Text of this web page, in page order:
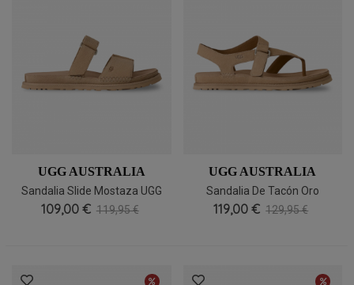
UGG AUSTRALIA
Sandalia Slide Mostaza UGG
GoldenGaze, Minimal Y
109,00 € 119,95 €
UGG AUSTRALIA
Sandalia De Tacón Oro
Troquelada Salonissimos Elda
119,00 € 129,95 €